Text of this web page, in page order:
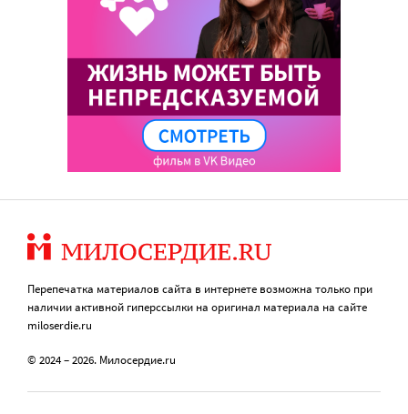
Перепечатка материалов сайта в интернете возможна только при
наличии активной гиперссылки на оригинал материала на сайте
miloserdie.ru
© 2024 – 2026. Милосердие.ru